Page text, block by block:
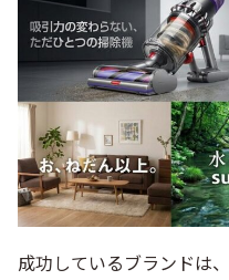
成功しているブランドは